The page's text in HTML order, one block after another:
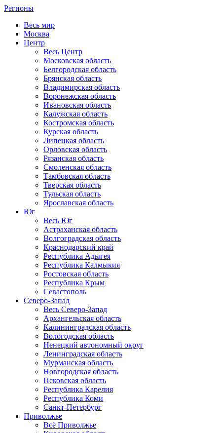
Регионы
Весь мир
Москва
Центр
Весь Центр
Московская область
Белгородская область
Брянская область
Владимирская область
Воронежская область
Ивановская область
Калужская область
Костромская область
Курская область
Липецкая область
Орловская область
Рязанская область
Смоленская область
Тамбовская область
Тверская область
Тульская область
Ярославская область
Юг
Весь Юг
Астраханская область
Волгоградская область
Краснодарский край
Республика Адыгея
Республика Калмыкия
Ростовская область
Республика Крым
Севастополь
Северо-Запад
Весь Северо-Запад
Архангельская область
Калининградская область
Вологодская область
Ненецкий автономный округ
Ленинградская область
Мурманская область
Новгородская область
Псковская область
Республика Карелия
Республика Коми
Санкт-Петербург
Приволжье
Всё Приволжье